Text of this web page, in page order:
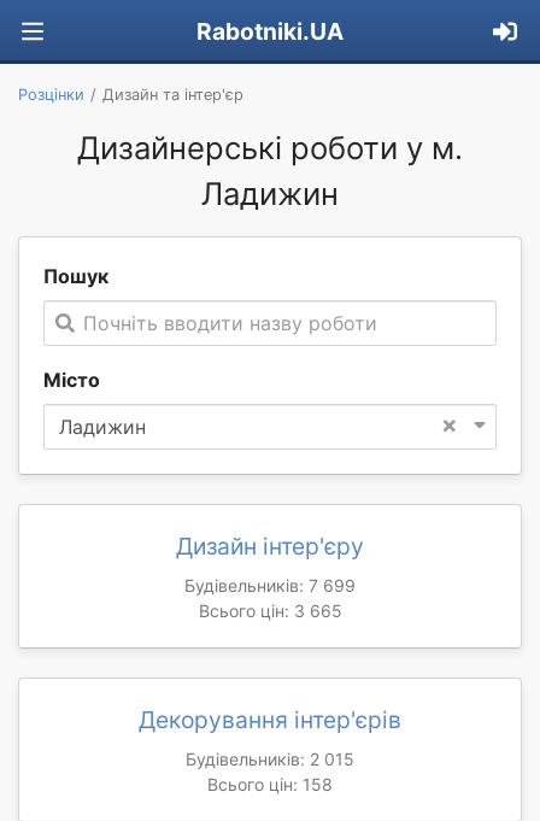
Rabotniki.UA
Розцінки Дизайн та інтер'єр
Дизайнерські роботи у м.
Ладижин
Пошук
Почніть вводити назву роботи
Місто
×
Ладижин
Дизайн інтер'єру
Будівельників: 7 699
Всього цін: 3 665
Декорування інтер'єрів
Будівельників: 2 015
Всього цін: 158